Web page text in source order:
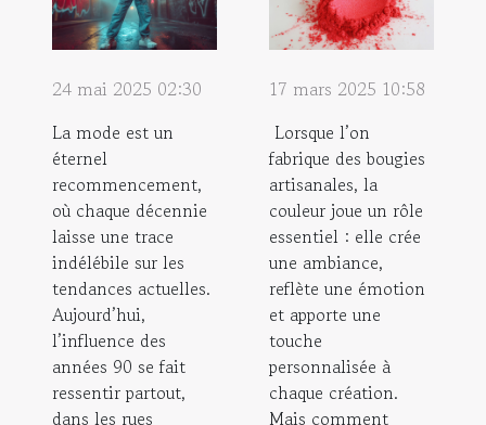
24 mai 2025 02:30
La mode est un
éternel
recommencement,
où chaque décennie
laisse une trace
indélébile sur les
tendances actuelles.
Aujourd’hui,
l’influence des
années 90 se fait
ressentir partout,
dans les rues
17 mars 2025 10:58
Lorsque l’on
fabrique des bougies
artisanales, la
couleur joue un rôle
essentiel : elle crée
une ambiance,
reflète une émotion
et apporte une
touche
personnalisée à
chaque création.
Mais comment